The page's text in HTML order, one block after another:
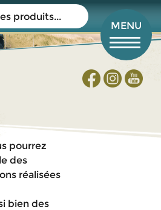
MENU
pourrez
des
réalisées
bien des